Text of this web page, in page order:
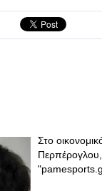
Στο